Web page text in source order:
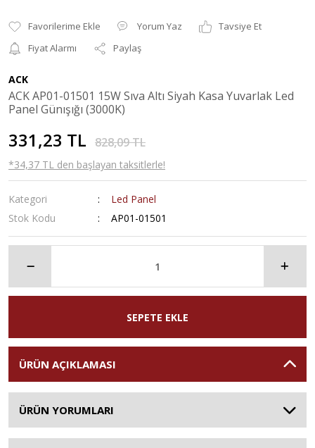
Yorum Yaz
Tavsiye Et
Fiyat Alarmı
Paylaş
ACK
ACK AP01-01501 15W Sıva Altı Siyah Kasa Yuvarlak Led
Panel Günışığı (3000K)
331,23 TL 828,09 TL
*34,37 TL den başlayan taksitlerle!
Kategori
Led Panel
Stok Kodu
AP01-01501
SEPETE EKLE
ÜRÜN AÇIKLAMASI
ÜRÜN YORUMLARI